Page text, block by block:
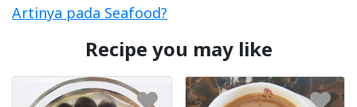
Artinya pada Seafood?
Recipe you may like